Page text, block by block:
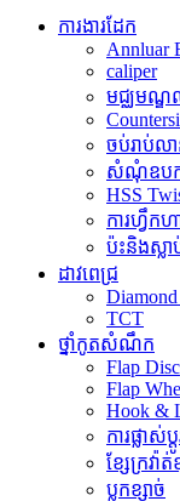
ការងារដែក
Annluar
caliper
មជ្ឈមណ្
ចប់​រាប់ល
សំណុំឧប
HSS
ការហ្វឹក
ប៉ះនិងស្ល
ដាវពេជ្រ
TCT
ថ្នាំកូតសំណឹក
Flap Disc
Flap
Hook &
ការផ្លាស់
ខ្សែក្រវ៉ាត់
ប្លុកខ្សាច់